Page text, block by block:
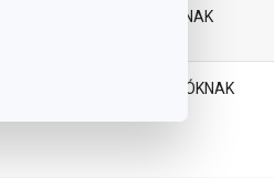
INNER BOX B2B VÁSÁRLÓKNAK
MASTER BOX B2B VÁSÁRLÓKNAK